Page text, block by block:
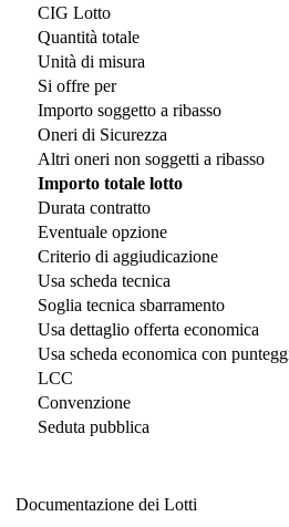
CIG Lotto
Quantità totale
Unità di misura
Si offre per
Importo soggetto a ribasso
Oneri di Sicurezza
Altri oneri non soggetti a ribasso
Importo totale lotto
Durata contratto
Eventuale opzione
Criterio di aggiudicazione
Usa scheda tecnica
Soglia tecnica sbarramento
Usa dettaglio offerta economica
Usa scheda economica con
LCC
Convenzione
Seduta pubblica
Documentazione dei Lotti